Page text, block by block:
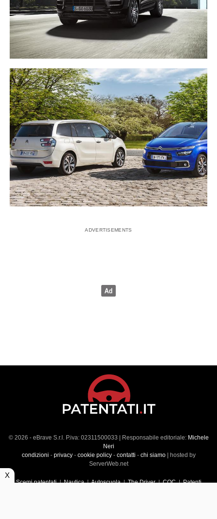
© 2026 - eBrave S.r.l. P.iva: 02311500033 | Responsabile editoriale: Michele
Neri
condizioni - privacy- cookie policy- contatti - chi siamo| hosted by
ServerWeb.net
Scemi patentati|Nautica|Autoscuola|The Driver|CQC|Patenti
X